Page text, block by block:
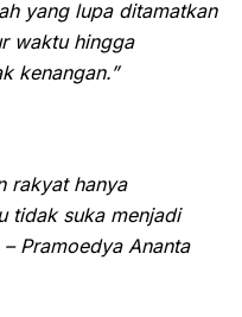
yang lupa ditamatkan
waktu hingga
kenangan.”
rakyat hanya
tidak suka menjadi
Pramoedya Ananta